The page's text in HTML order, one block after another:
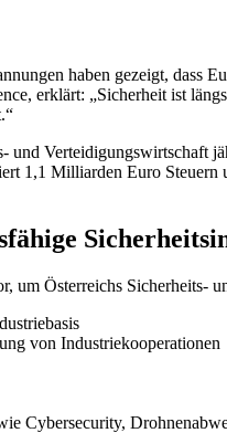
haben gezeigt, dass
erklärt: „Sicherheit ist
und
1,1 Milliarden Euro
Österreichs Sicherheits-
von Industriekooperationen
Cybersecurity,